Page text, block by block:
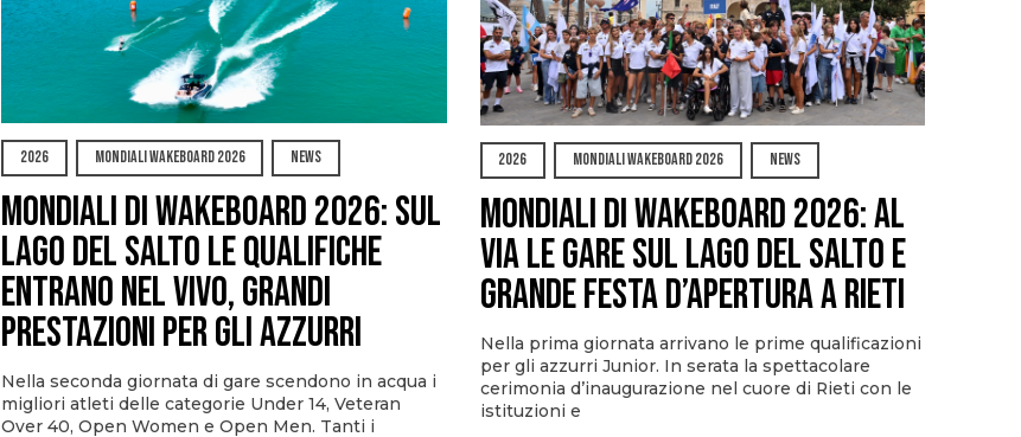
2026 MONDIALI WAKEBOARD 2026 NEWS
Mondiali di Wakeboard 2026: sul
Lago del Salto le qualifiche
entrano nel vivo, grandi
prestazioni per gli azzurri
Nella seconda giornata di gare scendono in acqua i
migliori atleti delle categorie Under 14, Veteran
Over 40, Open Women e Open Men. Tanti i
2026 MONDIALI WAKEBOARD 2026 NEWS
Mondiali di Wakeboard 2026: al
via le gare sul Lago del Salto e
grande festa d’apertura a Rieti
Nella prima giornata arrivano le prime qualificazioni
per gli azzurri Junior. In serata la spettacolare
cerimonia d’inaugurazione nel cuore di Rieti con le
istituzioni e